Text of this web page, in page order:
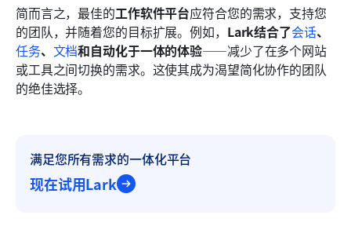
简而言之，最佳的工作软件平台应符合您的需求，支持您
的团队，并随着您的目标扩展。例如， Lark结合了会话、
任务、 文档和自动化于一体的体验——减少了在多个网站
或工具之间切换的需求。这使其成为渴望简化协作的团队
的绝佳选择。
满足您所有需求的一体化平台
现在试用Lark